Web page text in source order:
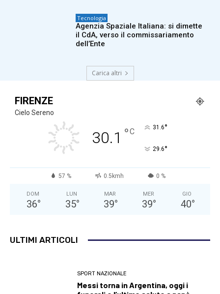
Tecnologia
Agenzia Spaziale Italiana: si dimette
il CdA, verso il commissariamento
dell’Ente
Carica altri
FIRENZE
Cielo Sereno
30.1 °C 31.6°
29.6°
57 % 0.5kmh 0 %
DOM
36°
LUN
35°
MAR
39°
MER
39°
GIO
40°
ULTIMI ARTICOLI
SPORT NAZIONALE
Messi torna in Argentina, oggi i